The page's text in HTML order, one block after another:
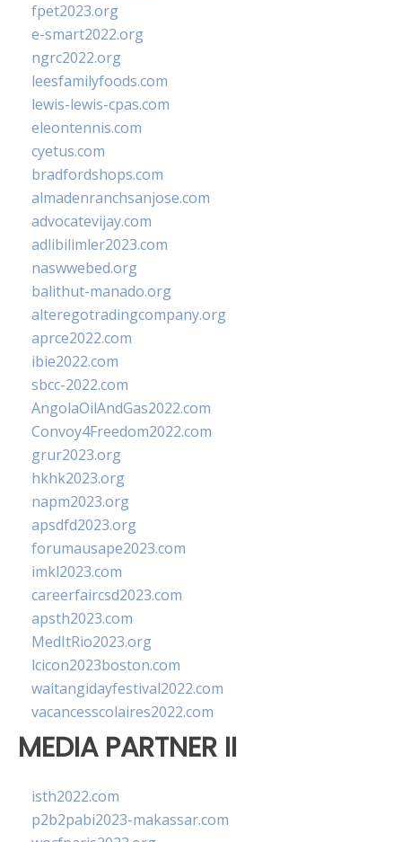
fpet2023.org
e-smart2022.org
ngrc2022.org
leesfamilyfoods.com
lewis-lewis-cpas.com
eleontennis.com
cyetus.com
bradfordshops.com
almadenranchsanjose.com
advocatevijay.com
adlibilimler2023.com
naswwebed.org
balithut-manado.org
alteregotradingcompany.org
aprce2022.com
ibie2022.com
sbcc-2022.com
AngolaOilAndGas2022.com
Convoy4Freedom2022.com
grur2023.org
hkhk2023.org
napm2023.org
apsdfd2023.org
forumausape2023.com
imkl2023.com
careerfaircsd2023.com
apsth2023.com
MedItRio2023.org
lcicon2023boston.com
waitangidayfestival2022.com
vacancesscolaires2022.com
MEDIA PARTNER II
isth2022.com
p2b2pabi2023-makassar.com